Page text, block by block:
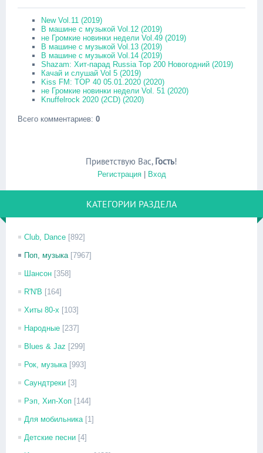
New Vol.11 (2019)
В машине с музыкой Vol.12 (2019)
не Громкие новинки недели Vol.49 (2019)
В машине с музыкой Vol.13 (2019)
В машине с музыкой Vol.14 (2019)
Shazam: Хит-парад Russia Top 200 Новогодний (2019)
Качай и слушай Vol 5 (2019)
Kiss FM: TOP 40 05.01.2020 (2020)
не Громкие новинки недели Vol. 51 (2020)
Knuffelrock 2020 (2CD) (2020)
Всего комментариев: 0
Приветствую Вас, Гость!
Регистрация| Вход
КАТЕГОРИИ РАЗДЕЛА
Club, Dance [892]
Поп, музыка [7967]
Шансон [358]
R'N'B [164]
Хиты 80-х [103]
Народные [237]
Blues & Jaz [299]
Рок, музыка [993]
Саундтреки [3]
Рэп, Хип-Хоп [144]
Для мобильника [1]
Детские песни [4]